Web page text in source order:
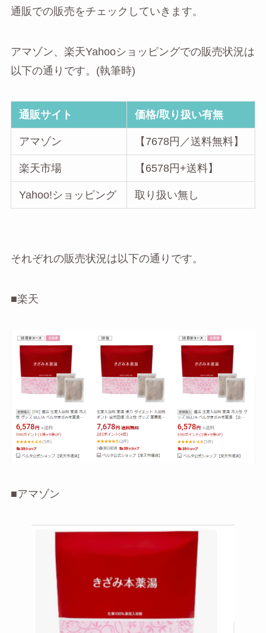
通販での販売をチェックしていきます。
アマゾン、楽天Yahooショッピングでの販売状況は
以下の通りです。(執筆時)
通販サイト 価格/取り扱い有無
アマゾン 【7678円／送料無料】
楽天市場 【6578円+送料】
Yahoo!ショッピング 取り扱い無し
それぞれの販売状況は以下の通りです。
■楽天
■アマゾン